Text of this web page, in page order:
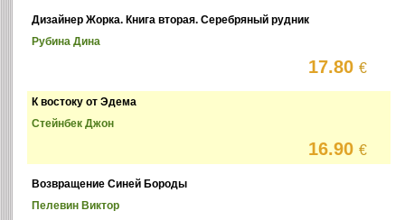
Дизайнер Жорка. Книга вторая. Серебряный рудник
Рубина Дина
17.80€
К востоку от Эдема
Стейнбек Джон
16.90€
Возвращение Синей Бороды
Пелевин Виктор